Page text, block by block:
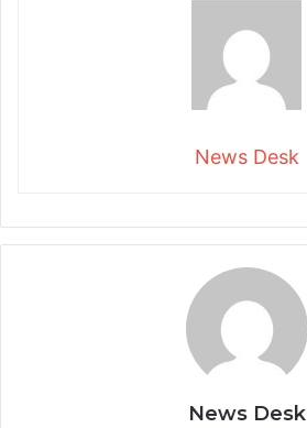
News Desk
News Desk